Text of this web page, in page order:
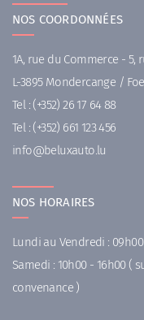
NOS COORDONNÉES
1A, rue du Commerce - 5,
L-3895 Mondercange /
Tel : (+352) 26 17 64 88
Tel : (+352) 661 123 456
ul.otuax
uleb@of
ni
NOS HORAIRES
Lundi au Vendredi :
Samedi : 10h00 - 16h00 (
convenance )